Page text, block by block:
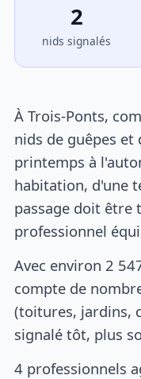
2
nids signalés
À Trois-Ponts,
nids de guêpes et
printemps à
habitation, d'une
passage doit être
professionnel
Avec environ 2
compte de
(toitures, jardins,
signalé tôt, plus
4 professionnels